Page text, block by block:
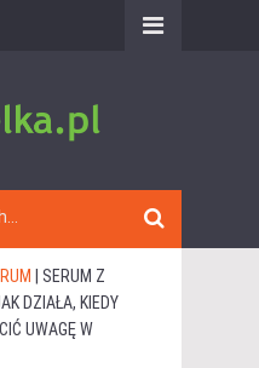
SERUM Z
DZIAŁA, KIEDY
UWAGĘ W